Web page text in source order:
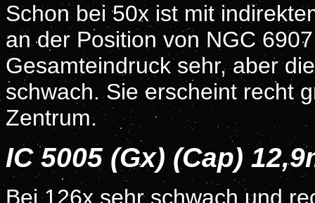
Schon bei 50x ist mit
an der Position von NGC
Gesamteindruck sehr, aber
schwach. Sie erscheint recht
Zentrum.
IC 5005 (Gx) (Cap)
Bei 126x sehr schwach und